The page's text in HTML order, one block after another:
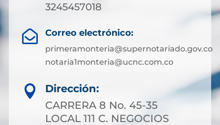
3245457018
 Correo electrónico:
primeramonteria@supernotariado.gov.co
notaria1monteria@ucnc.com.co

Dirección:
CARRERA 8 No. 45-35
LOCAL 111 C. NEGOCIOS